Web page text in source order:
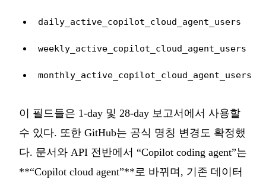
daily_active_copilot_cloud_agent_users
weekly_active_copilot_cloud_agent_users
monthly_active_copilot_cloud_agent_users
이 필드들은 1-day 및 28-day 보고서에서 사용할
수 있다. 또한 GitHub는 공식 명칭 변경도 확정했
다. 문서와 API 전반에서 “Copilot coding agent”는
**“Copilot cloud agent”**로 바뀌며, 기존 데이터